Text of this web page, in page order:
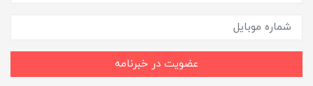
عضویت در خبرنامه